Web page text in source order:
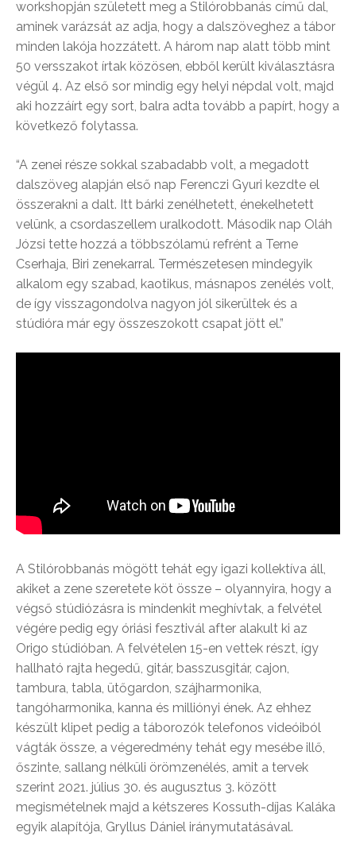
workshopján született meg a Stilórobbanás című dal,
aminek varázsát az adja, hogy a dalszöveghez a tábor
minden lakója hozzátett. A három nap alatt több mint
50 versszakot írtak közösen, ebből került kiválasztásra
végül 4. Az első sor mindig egy helyi népdal volt, majd
aki hozzáírt egy sort, balra adta tovább a papírt, hogy a
következő folytassa.
“A zenei része sokkal szabadabb volt, a megadott
dalszöveg alapján első nap Ferenczi Gyuri kezdte el
összerakni a dalt. Itt bárki zenélhetett, énekelhetett
velünk, a csordaszellem uralkodott. Második nap Oláh
Józsi tette hozzá a többszólamú refrént a Terne
Cserhaja, Biri zenekarral. Természetesen mindegyik
alkalom egy szabad, kaotikus, másnapos zenélés volt,
de így visszagondolva nagyon jól sikerültek és a
stúdióra már egy összeszokott csapat jött el.”
A Stilórobbanás mögött tehát egy igazi kollektíva áll,
akiket a zene szeretete köt össze – olyannyira, hogy a
végső stúdiózásra is mindenkit meghívtak, a felvétel
végére pedig egy óriási fesztivál after alakult ki az
Origo stúdióban. A felvételen 15-en vettek részt, így
hallható rajta hegedű, gitár, basszusgitár, cajon,
tambura, tabla, ütőgardon, szájharmonika,
tangóharmonika, kanna és milliónyi ének. Az ehhez
készült klipet pedig a táborozók telefonos videóiból
vágták össze, a végeredmény tehát egy mesébe illő,
őszinte, sallang nélküli örömzenélés, amit a tervek
szerint 2021. július 30. és augusztus 3. között
megismételnek majd a kétszeres Kossuth-díjas Kaláka
egyik alapítója, Gryllus Dániel iránymutatásával.